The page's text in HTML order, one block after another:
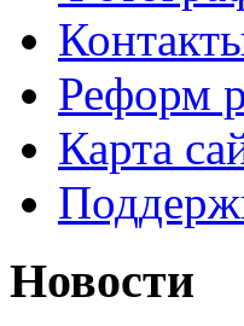
Реформ
Карта
Новости